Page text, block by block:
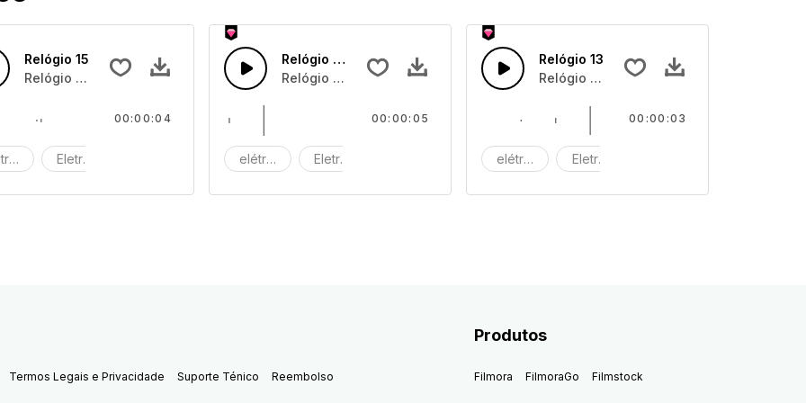
Relógio 15
Relógio tilintando
Eletrónico
00:00:04
Relógio 14
Relógio tilintando
elétrico Eletrónico
00:00:05
Relógio 13
Relógio tilintando
elétrico Eletrónico
00:00:03
Termos Legais e Privacidade Suporte Ténico Reembolso
Produtos
Filmora FilmoraGo Filmstock